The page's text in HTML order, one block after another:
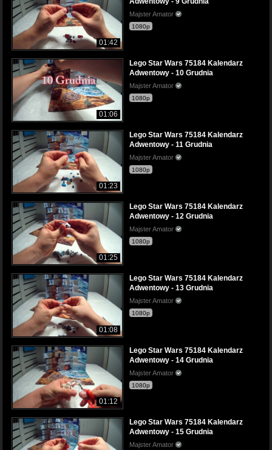
01:42
Majster Amator
1080p
01:06
Lego Star Wars 75184 Kalendarz
Adwentowy - 10 Grudnia
Majster Amator
1080p
01:23
Lego Star Wars 75184 Kalendarz
Adwentowy - 11 Grudnia
Majster Amator
1080p
01:25
Lego Star Wars 75184 Kalendarz
Adwentowy - 12 Grudnia
Majster Amator
1080p
01:08
Lego Star Wars 75184 Kalendarz
Adwentowy - 13 Grudnia
Majster Amator
1080p
01:12
Lego Star Wars 75184 Kalendarz
Adwentowy - 14 Grudnia
Majster Amator
1080p
Lego Star Wars 75184 Kalendarz
Adwentowy - 15 Grudnia
Majster Amator